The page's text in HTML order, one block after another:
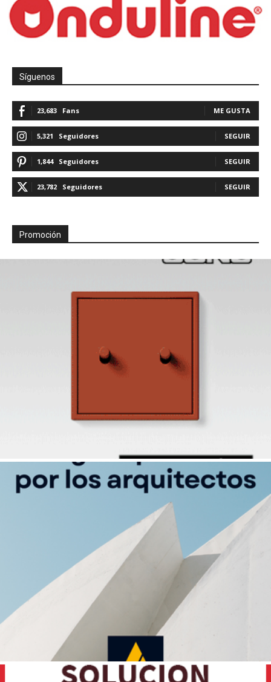
Síguenos
23,683 Fans ME GUSTA
5,321 Seguidores SEGUIR
1,844 Seguidores SEGUIR
23,782 Seguidores SEGUIR
Promoción